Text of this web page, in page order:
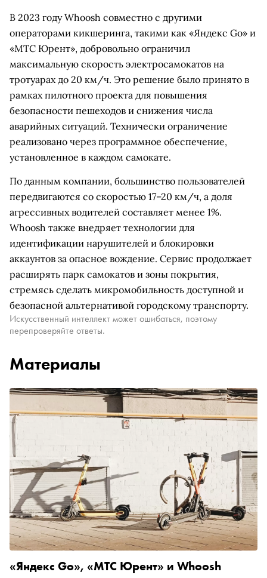
В 2023 году Whoosh совместно с другими
операторами кикшеринга, такими как «Яндекс Go» и
«МТС Юрент», добровольно ограничил
максимальную скорость электросамокатов на
тротуарах до 20 км/ч. Это решение было принято в
рамках пилотного проекта для повышения
безопасности пешеходов и снижения числа
аварийных ситуаций. Технически ограничение
реализовано через программное обеспечение,
установленное в каждом самокате.
По данным компании, большинство пользователей
передвигаются со скоростью 17–20 км/ч, а доля
агрессивных водителей составляет менее 1%.
Whoosh также внедряет технологии для
идентификации нарушителей и блокировки
аккаунтов за опасное вождение. Сервис продолжает
расширять парк самокатов и зоны покрытия,
стремясь сделать микромобильность доступной и
безопасной альтернативой городскому транспорту.
Искусственный интеллект может ошибаться, поэтому
перепроверяйте ответы.
Материалы
«Яндекс Go», «МТС Юрент» и Whoosh